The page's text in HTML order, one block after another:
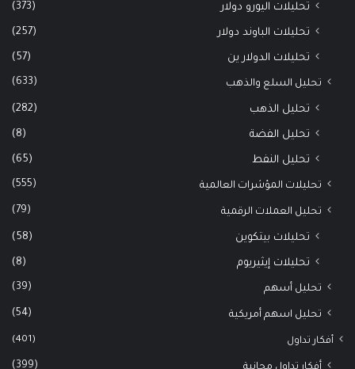
تحليلات اليورو دولار (373)
تحليلات الباوند دولار (257)
تحليلات الدولار ين (57)
تحليل السلع والذهب (633)
تحليل الذهب (282)
تحليل الفضة (8)
تحليل النفط (65)
تحليلات المؤشرات العالمية (555)
تحليل العملات الرقمية (79)
تحليلات بيتكوين (58)
تحليلات إيثيريوم (8)
تحليل أسهم (39)
تحليل اسهم أمريكية (54)
أفكار تداول (401)
(399)